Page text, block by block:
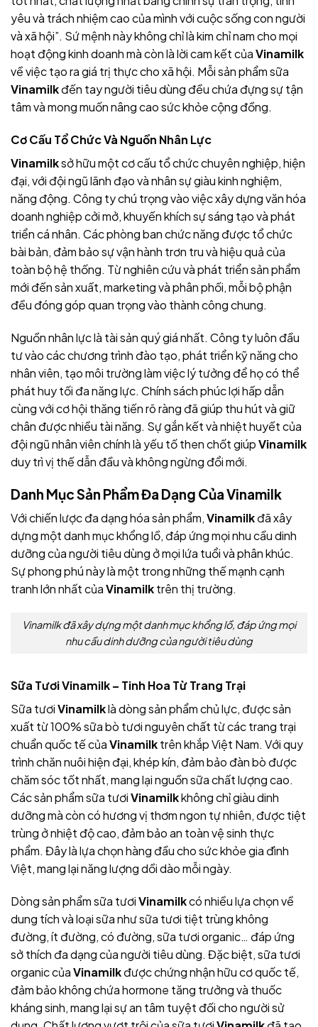
yêu và trách nhiệm cao của mình với cuộc sống con người
và xã hội”. Sứ mệnh này không chỉ là kim chỉ nam cho mọi
hoạt động kinh doanh mà còn là lời cam kết củaVinamilk
về việc tạo ra giá trị thực cho xã hội. Mỗi sản phẩm sữa
Vinamilkđến tay người tiêu dùng đều chứa đựng sự tận
tâm và mong muốn nâng cao sức khỏe cộng đồng.
Cơ Cấu Tổ Chức Và Nguồn Nhân Lực
Vinamilksở hữu một cơ cấu tổ chức chuyên nghiệp, hiện
đại, với đội ngũ lãnh đạo và nhân sự giàu kinh nghiệm,
năng động. Công ty chú trọng vào việc xây dựng văn hóa
doanh nghiệp cởi mở, khuyến khích sự sáng tạo và phát
triển cá nhân. Các phòng ban chức năng được tổ chức
bài bản, đảm bảo sự vận hành trơn tru và hiệu quả của
toàn bộ hệ thống. Từ nghiên cứu và phát triển sản phẩm
mới đến sản xuất, marketing và phân phối, mỗi bộ phận
đều đóng góp quan trọng vào thành công chung.
Nguồn nhân lực là tài sản quý giá nhất. Công ty luôn đầu
tư vào các chương trình đào tạo, phát triển kỹ năng cho
nhân viên, tạo môi trường làm việc lý tưởng để họ có thể
phát huy tối đa năng lực. Chính sách phúc lợi hấp dẫn
cùng với cơ hội thăng tiến rõ ràng đã giúp thu hút và giữ
chân được nhiều tài năng. Sự gắn kết và nhiệt huyết của
đội ngũ nhân viên chính là yếu tố then chốt giúpVinamilk
duy trì vị thế dẫn đầu và không ngừng đổi mới.
Danh Mục Sản Phẩm Đa Dạng Của Vinamilk
Với chiến lược đa dạng hóa sản phẩm,Vinamilkđã xây
dựng một danh mục khổng lồ, đáp ứng mọi nhu cầu dinh
dưỡng của người tiêu dùng ở mọi lứa tuổi và phân khúc.
Sự phong phú này là một trong những thế mạnh cạnh
tranh lớn nhất củaVinamilktrên thị trường.
Vinamilk đã xây dựng một danh mục khổng lồ, đáp ứng mọi
nhu cầu dinh dưỡng của người tiêu dùng
Sữa Tươi Vinamilk – Tinh Hoa Từ Trang Trại
Sữa tươiVinamilklà dòng sản phẩm chủ lực, được sản
xuất từ 100% sữa bò tươi nguyên chất từ các trang trại
chuẩn quốc tế củaVinamilktrên khắp Việt Nam. Với quy
trình chăn nuôi hiện đại, khép kín, đảm bảo đàn bò được
chăm sóc tốt nhất, mang lại nguồn sữa chất lượng cao.
Các sản phẩm sữa tươiVinamilkkhông chỉ giàu dinh
dưỡng mà còn có hương vị thơm ngon tự nhiên, được tiệt
trùng ở nhiệt độ cao, đảm bảo an toàn vệ sinh thực
phẩm. Đây là lựa chọn hàng đầu cho sức khỏe gia đình
Việt, mang lại năng lượng dồi dào mỗi ngày.
Dòng sản phẩm sữa tươiVinamilkcó nhiều lựa chọn về
dung tích và loại sữa như sữa tươi tiệt trùng không
đường, ít đường, có đường, sữa tươi organic… đáp ứng
sở thích đa dạng của người tiêu dùng. Đặc biệt, sữa tươi
organic củaVinamilkđược chứng nhận hữu cơ quốc tế,
đảm bảo không chứa hormone tăng trưởng và thuốc
kháng sinh, mang lại sự an tâm tuyệt đối cho người sử